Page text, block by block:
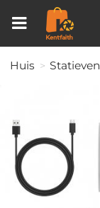
Huis Statieven